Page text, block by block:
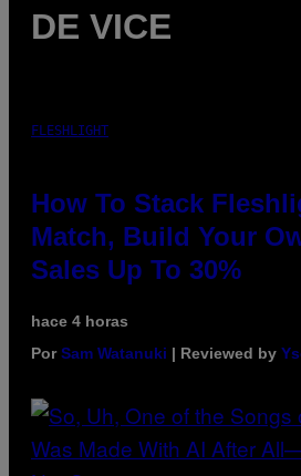
DE VICE
FLESHLIGHT
How To Stack
Match, Build Your
Sales Up To 30%
hace 4 horas
PorSam Watanuki | Reviewed by